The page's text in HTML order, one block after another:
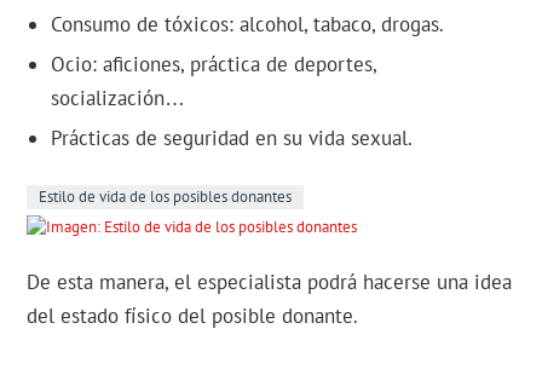
Consumo de tóxicos: alcohol, tabaco, drogas.
Ocio: aficiones, práctica de deportes,
socialización…
Prácticas de seguridad en su vida sexual.
Estilo de vida de los posibles donantes
De esta manera, el especialista podrá hacerse una idea
del estado físico del posible donante.